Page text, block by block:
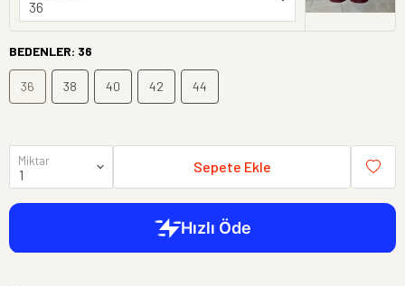
BEDENLER: 36
36 38 40 42 44
Miktar Sepete Ekle